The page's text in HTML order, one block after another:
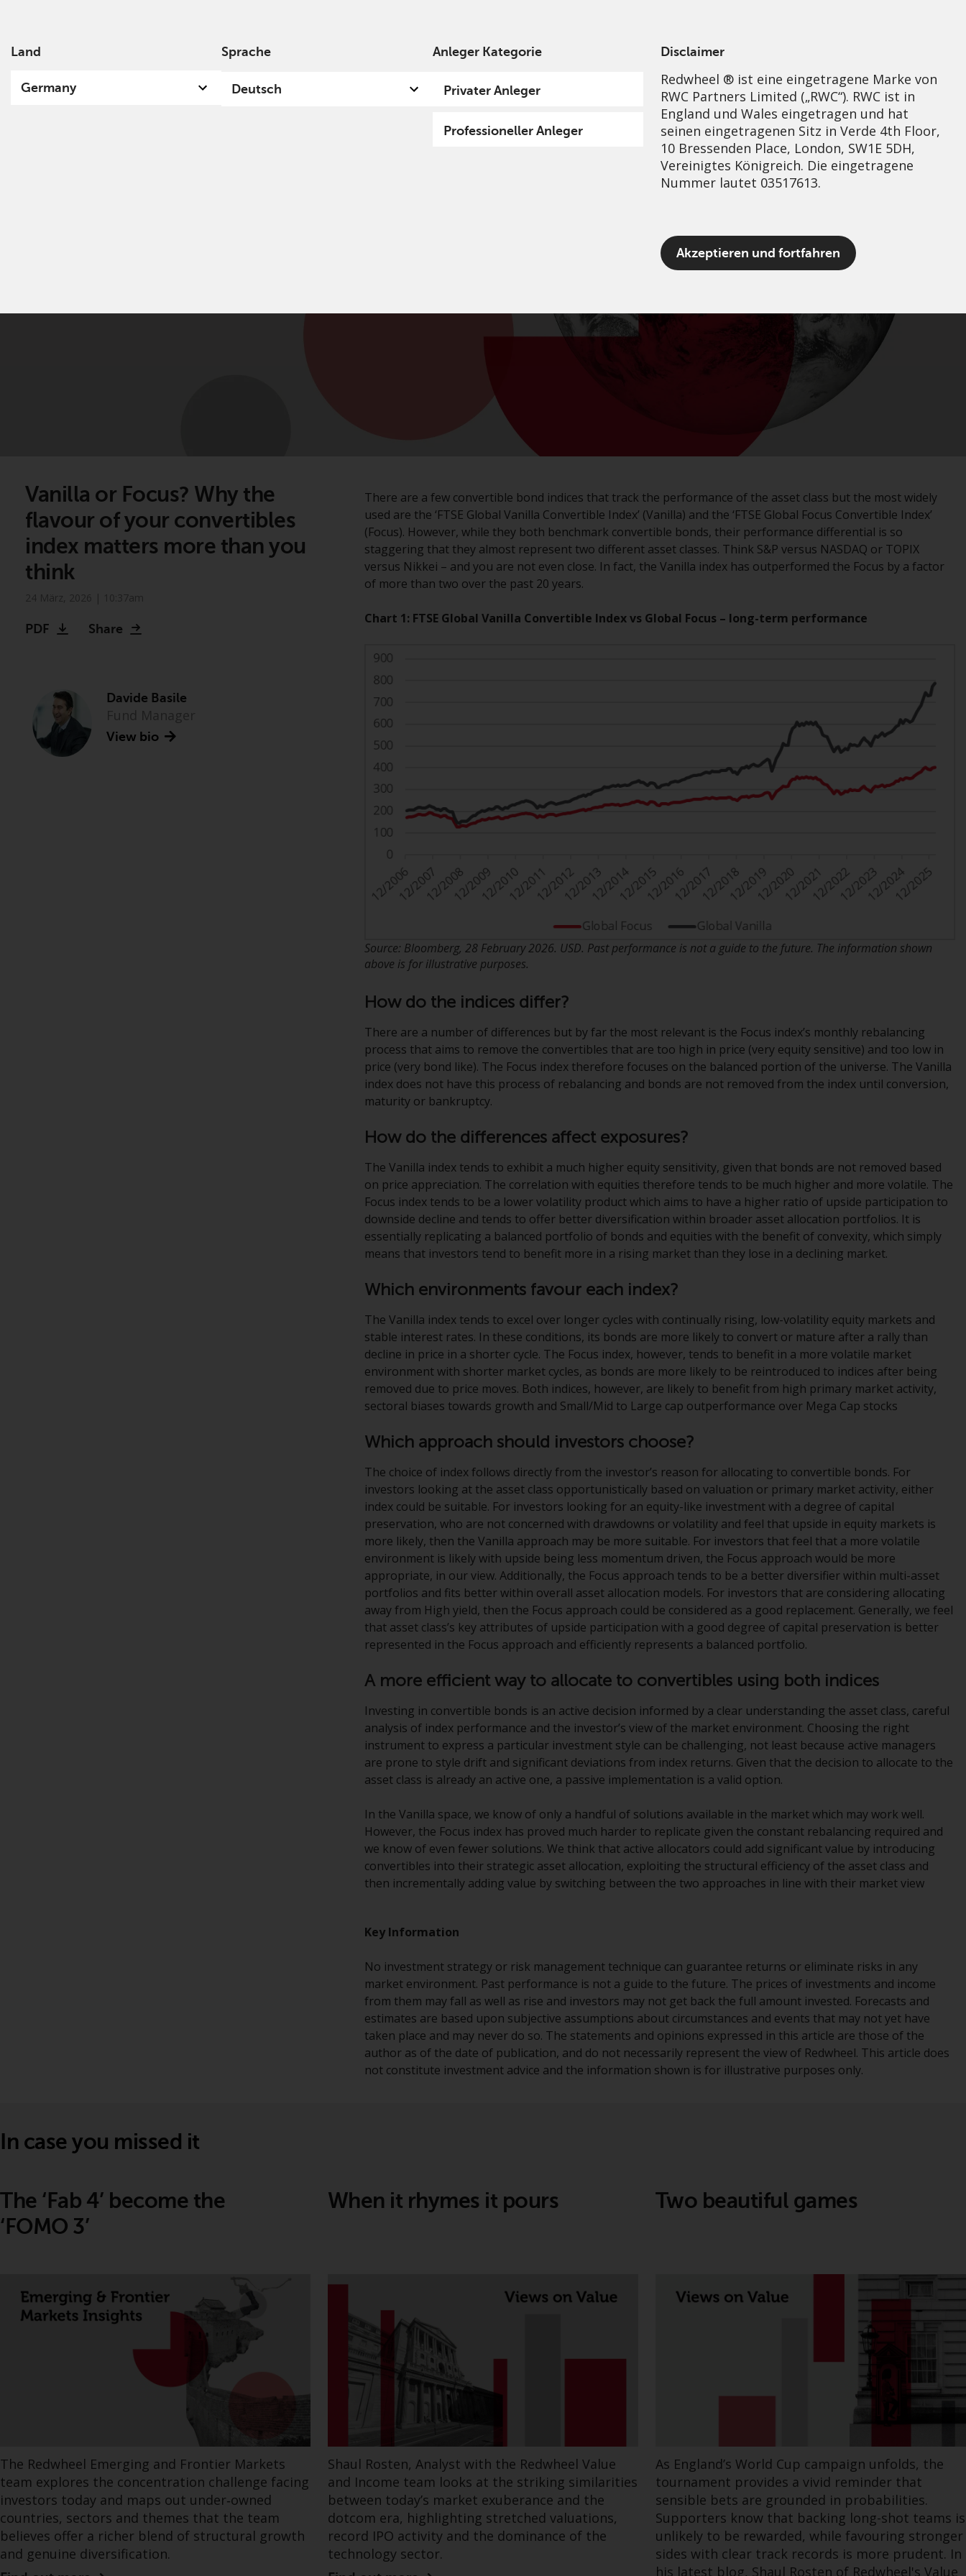
Land
Germany
Sprache
Deutsch
Anleger Kategorie
Privater Anleger
Professioneller Anleger
Disclaimer
Redwheel ® ist eine eingetragene Marke von
RWC Partners Limited („RWC“). RWC ist in
England und Wales eingetragen und hat
seinen eingetragenen Sitz in Verde 4th Floor,
10 Bressenden Place, London, SW1E 5DH,
Vereinigtes Königreich. Die eingetragene
Nummer lautet 03517613.
Der Begriff „Redwheel“ kann ein oder
mehrere Unternehmen der Marke Redwheel
britischen Financial Conduct Authority und,
im Fall von RWC Asset Management LLP, von
den US Securities and Exchange Commission
zugelassen und reguliert werden Exchange
Commission („SEC“); RWC Asset Advisors (US)
LLC, das bei der SEC registriert ist; RWC
Singapore (Pte) Limited, die von der
Monetary Authority of Singapore als
lizenzierte Fondsverwaltungsgesellschaft
ein australischer
Finanzdienstleistungslizenznehmer bei der
Australian Securities and Investment
Commission; und Redwheel Europe
Fondsmæglerselskab A/S, die von der
dänischen Finanzaufsichtsbehörde reguliert
Durch den Zugriff auf diese Website erklären
wurden, gelesen und anerkannt haben und
damit einverstanden sind. Diese Website
kann Werbung enthalten.
Zugang unterliegt lokalen Beschränkungen
bestimmte Gerichtsbarkeit und Sie betreten
eine globale Website. Auf dieser Website
unterliegen gesetzlichen und behördlichen
Anforderungen und sind möglicherweise
nicht in allen Gerichtsbarkeiten verfügbar.
Gerichtsbarkeiten gemäß den Europäischen
Richtlinien zur Koordinierung von Gesetzen,
Vorschriften und Verwaltungsvorschriften in
Bezug auf Organismen für gemeinsame
über die Verwalter alternativer
Investmentfonds (Richtlinie 2011/61/EU)
sowie die entsprechenden Regelungen, die
diese Regelungen in britisches Recht
umgesetzt und dann beim Austritt des
Vereinigten Königreichs aus der
Europäischen Union ersetzt haben; es kann
jedoch zusätzliche Anforderungen oder
verbieten. Dementsprechend sind Sie
Einschränkungen zu informieren und diese
zu beachten. Auf dieser Website erwähnte
Produkte oder Dienstleistungen sind nur für
den Vertrieb in jenen Gerichtsbarkeiten
bestimmt, in denen und an diejenigen
Personen, denen das Anbieten solcher
Informationen für Anleger in der Schweiz
Dies ist ein Werbedokument.
Die Informationen auf den folgenden Seiten
beziehen sich auf ausländische Organismen
für kollektive Kapitalanlagen, die von RWC
Asset Management LLP oder einem ihrer
verbundenen Unternehmen verwaltet
werden (die „von Redwheel verwalteten
Fonds, auf die auf dieser Website verwiesen
Finanzmarktaufsicht („FINMA“) zugelassen
und Anleger genießen daher nicht den vollen
Anlegerschutz nach dem Bundesgesetz über
die kollektiven Kapitalanlagen von 23. Juni
2006 («KAG») oder Aufsicht durch die FINMA.
der FINMA bewilligt wurden, dürfen in der
Schweiz nur qualifizierten Anlegern im Sinne
von Artikel 10 Absatz 1 angeboten werden. 3
und Abs. 3ter KAG („Qualifizierte Anleger“).
Feldeggstrasse 12, CH-8008 Zürich. Zahlstelle
der von Redwheel verwalteten Fonds in der
Schweiz ist die Helvetische Bank AG,
Seefeldstrasse 215, CH-8008 Zürich. Der
Verkaufsprospekt oder ein gleichwertiges
Dokument der von Redwheel verwalteten
Fonds, die Gründungsdokumente, die
Jahresberichte und, sofern von den
ist der Erfüllungsort der eingetragene Sitz
des Schweizer Vertreters. Gerichtsstand ist
Bestimmte Personen haben möglicherweise
Zugang zu Informationen über Redwheel
Funds, eine Investmentgesellschaft, die als
„Société d’Investissement à Capital Variable“
nach luxemburgischem Recht gegründet
wurde. Die Teilfonds von Redwheel Funds,
auf die auf der Website verwiesen wird,
werden nur durch den aktuellen
Verkaufsprospekt angeboten. Der
Verkaufsprospekt enthält vollständigere
Informationen über die Teilfonds,
einschließlich der Anlageziele, Gebühren und
Ausgaben. Der Verkaufsprospekt und andere
Informationen zu den Teilfonds werden
jedoch nicht absichtlich an Personen in
Ländern verteilt, in denen eine solche
Verteilung gegen lokale Gesetze oder
Akzeptieren und fortfahren
Nachhaltigkeit Governance Kontakt
Vanilla or Focus? Why the
flavour of your convertibles
index matters more than you
think
PDF Share
Davide Basile
View bio
There are a few convertible bond indices that track the performance of the asset class but the most widely
used are the ‘FTSE Global Vanilla Convertible Index’ (Vanilla) and the ‘FTSE Global Focus Convertible Index’
(Focus). However, while they both benchmark convertible bonds, their performance differential is so
staggering that they almost represent two different asset classes. Think S&P versus NASDAQ or TOPIX
versus Nikkei – and you are not even close. In fact, the Vanilla index has outperformed the Focus by a factor
of more than two over the past 20 years.
Chart 1: FTSE Global Vanilla Convertible Index vs Global Focus – long-term performance
Source: Bloomberg, 28 February 2026. USD. Past performance is not a guide to the future. The information shown
above is for illustrative purposes.
How do the indices differ?
There are a number of differences but by far the most relevant is the Focus index’s monthly rebalancing
process that aims to remove the convertibles that are too high in price (very equity sensitive) and too low in
price (very bond like). The Focus index therefore focuses on the balanced portion of the universe. The Vanilla
index does not have this process of rebalancing and bonds are not removed from the index until conversion,
maturity or bankruptcy.
How do the differences affect exposures?
The Vanilla index tends to exhibit a much higher equity sensitivity, given that bonds are not removed based
on price appreciation. The correlation with equities therefore tends to be much higher and more volatile. The
Focus index tends to be a lower volatility product which aims to have a higher ratio of upside participation to
downside decline and tends to offer better diversification within broader asset allocation portfolios. It is
essentially replicating a balanced portfolio of bonds and equities with the benefit of convexity, which simply
means that investors tend to benefit more in a rising market than they lose in a declining market.
Which environments favour each index?
The Vanilla index tends to excel over longer cycles with continually rising, low-volatility equity markets and
stable interest rates. In these conditions, its bonds are more likely to convert or mature after a rally than
decline in price in a shorter cycle. The Focus index, however, tends to benefit in a more volatile market
environment with shorter market cycles, as bonds are more likely to be reintroduced to indices after being
removed due to price moves. Both indices, however, are likely to benefit from high primary market activity,
sectoral biases towards growth and Small/Mid to Large cap outperformance over Mega Cap stocks
Which approach should investors choose?
The choice of index follows directly from the investor’s reason for allocating to convertible bonds. For
investors looking at the asset class opportunistically based on valuation or primary market activity, either
index could be suitable. For investors looking for an equity-like investment with a degree of capital
preservation, who are not concerned with drawdowns or volatility and feel that upside in equity markets is
more likely, then the Vanilla approach may be more suitable. For investors that feel that a more volatile
environment is likely with upside being less momentum driven, the Focus approach would be more
appropriate, in our view. Additionally, the Focus approach tends to be a better diversifier within multi-asset
portfolios and fits better within overall asset allocation models. For investors that are considering allocating
away from High yield, then the Focus approach could be considered as a good replacement. Generally, we feel
that asset class’s key attributes of upside participation with a good degree of capital preservation is better
represented in the Focus approach and efficiently represents a balanced portfolio.
A more efficient way to allocate to convertibles using both indices
Investing in convertible bonds is an active decision informed by a clear understanding the asset class, careful
analysis of index performance and the investor’s view of the market environment. Choosing the right
instrument to express a particular investment style can be challenging, not least because active managers
are prone to style drift and significant deviations from index returns. Given that the decision to allocate to the
asset class is already an active one, a passive implementation is a valid option.
In the Vanilla space, we know of only a handful of solutions available in the market which may work well.
However, the Focus index has proved much harder to replicate given the constant rebalancing required and
we know of even fewer solutions. We think that active allocators could add significant value by introducing
convertibles into their strategic asset allocation, exploiting the structural efficiency of the asset class and
then incrementally adding value by switching between the two approaches in line with their market view
Key Information
No investment strategy or risk management technique can guarantee returns or eliminate risks in any
market environment. Past performance is not a guide to the future. The prices of investments and income
from them may fall as well as rise and investors may not get back the full amount invested. Forecasts and
estimates are based upon subjective assumptions about circumstances and events that may not yet have
taken place and may never do so. The statements and opinions expressed in this article are those of the
author as of the date of publication, and do not necessarily represent the view of Redwheel. This article does
not constitute investment advice and the information shown is for illustrative purposes only.
In case you missed it
The ‘Fab 4’ become the
‘FOMO 3’
The Redwheel Emerging and Frontier Markets
team explores the concentration challenge facing
investors today and maps out under‑owned
countries, sectors and themes that the team
believes offer a richer blend of structural growth
and genuine diversification.
When it rhymes it pours
Shaul Rosten, Analyst with the Redwheel Value
and Income team looks at the striking similarities
between today’s market exuberance and the
dotcom era, highlighting stretched valuations,
record IPO activity and the dominance of the
technology sector.
Two beautiful games
As England’s World Cup campaign unfolds, the
tournament provides a vivid reminder that
sensible bets are grounded in probabilities.
Supporters know that backing long-shot teams is
unlikely to be rewarded, while favouring stronger
sides with clear track records is more prudent. In
his latest blog, Shaul Rosten of Redwheel's Value